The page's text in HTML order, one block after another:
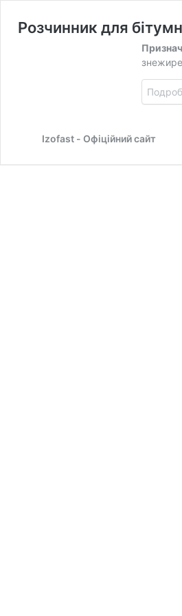
Розчинник для
Izofast - Офіційний сайт